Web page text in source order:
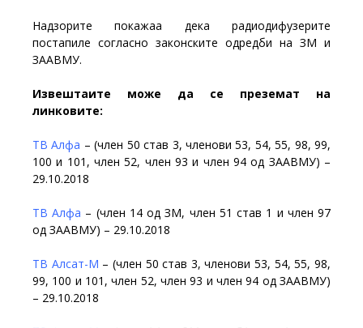
Надзорите покажаа дека радиодифузерите
постапиле согласно законските одредби на ЗМ и
ЗААВМУ.
Извештаите може да се преземат на
линковите:
ТВ Алфа – (член 50 став 3, членови 53, 54, 55, 98, 99,
100 и 101, член 52, член 93 и член 94 од ЗААВМУ) –
29.10.2018
ТВ Алфа – (член 14 од ЗМ, член 51 став 1 и член 97
од ЗААВМУ) – 29.10.2018
ТВ Алсат-М – (член 50 став 3, членови 53, 54, 55, 98,
99, 100 и 101, член 52, член 93 и член 94 од ЗААВМУ)
– 29.10.2018